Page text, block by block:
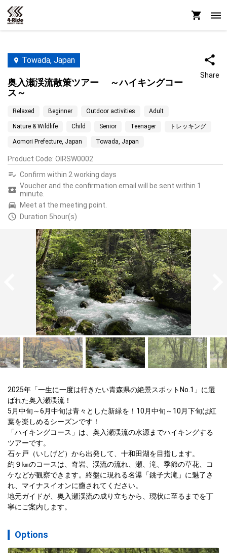
Towada, Japan
奥入瀬渓流散策ツアー ～ハイキングコー
ス～
Share
Relaxed Beginner Outdoor activities Adult
Nature & Wildlife Child Senior Teenager トレッキング
Aomori Prefecture, Japan Towada, Japan
Product Code: OIRSW0002
Confirm within 2 working days
Voucher and the confirmation email will be sent within 1
minute.
Meet at the meeting point.
Duration 5hour(s)
2025年「一生に一度は行きたい青森県の絶景スポットNo.1」に選
ばれた奥入瀬渓流！
5月中旬～6月中旬は青々とした新緑を！10月中旬～10月下旬は紅
葉を楽しめるシーズンです！
「ハイキングコース」は、奥入瀬渓流の水源までハイキングする
ツアーです。
石ヶ戸（いしげど）から出発して、十和田湖を目指します。
約９㎞のコースは、奇岩、渓流の流れ、瀬、滝、季節の草花、コ
ケなどが観察できます。終盤に現れる名瀑「銚子大滝」に魅了さ
れ、マイナスイオンに癒されてください。
地元ガイドが、奥入瀬渓流の成り立ちから、現状に至るまでを丁
寧にご案内します。
Options